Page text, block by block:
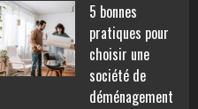
5 bonnes
pratiques pour
choisir une
société de
déménagement